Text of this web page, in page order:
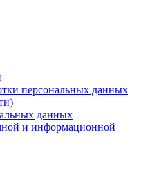
персональных данных
данных
и информационной